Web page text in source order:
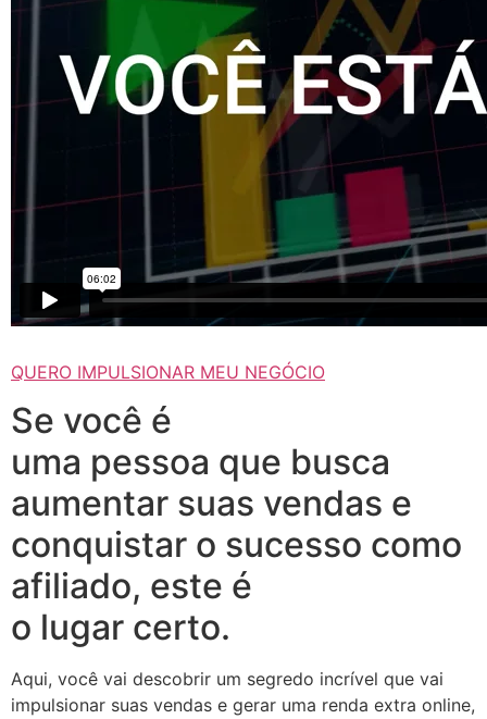
QUERO IMPULSIONAR MEU NEGÓCIO
Se você é
uma pessoa que busca
aumentar suas vendas e
conquistar o sucesso como
afiliado, este é
o lugar certo.
Aqui, você vai descobrir um segredo incrível que vai
impulsionar suas vendas e gerar uma renda extra online,